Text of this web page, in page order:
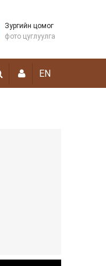
Зургийн цомог
фото цуглуулга
EN